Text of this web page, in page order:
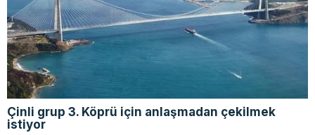
Çinli grup 3. Köprü için anlaşmadan çekilmek
istiyor